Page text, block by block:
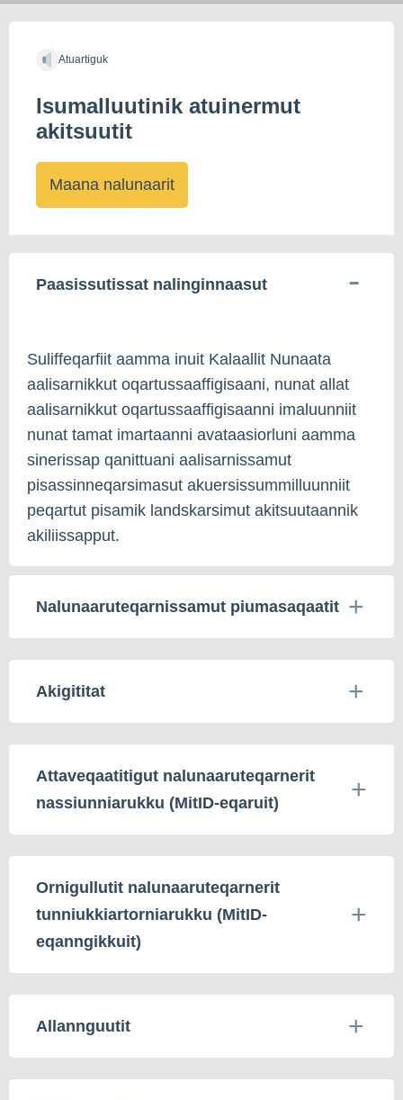
Atuartiguk
Isumalluutinik atuinermut
akitsuutit
Maana nalunaarit
Paasissutissat nalinginnaasut
Suliffeqarfiit aamma inuit Kalaallit Nunaata
aalisarnikkut oqartussaaffigisaani, nunat allat
aalisarnikkut oqartussaaffigisaanni imaluunniit
nunat tamat imartaanni avataasiorluni aamma
sinerissap qanittuani aalisarnissamut
pisassinneqarsimasut akuersissummilluunniit
peqartut pisamik landskarsimut akitsuutaannik
akiliissapput.
Nalunaaruteqarnissamut piumasaqaatit
Akigititat
Attaveqaatitigut nalunaaruteqarnerit
nassiunniarukku (MitID-eqaruit)
Ornigullutit nalunaaruteqarnerit
tunniukkiartorniarukku (MitID-
eqanngikkuit)
Allannguutit